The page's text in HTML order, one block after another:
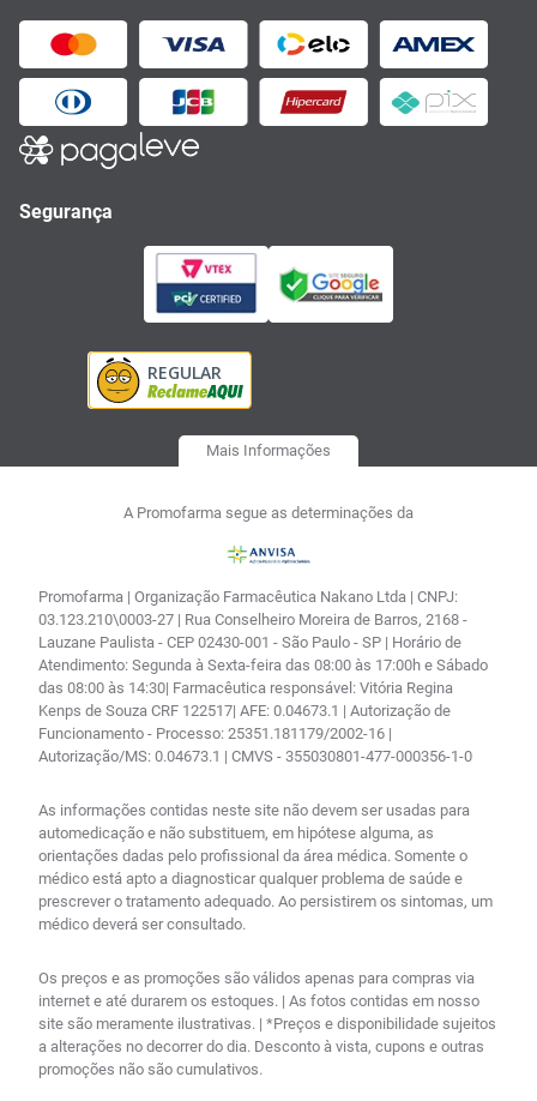
Segurança
Mais Informações
A Promofarma segue as determinações da
Promofarma | Organização Farmacêutica Nakano Ltda | CNPJ:
03.123.210\0003-27 | Rua Conselheiro Moreira de Barros, 2168 -
Lauzane Paulista - CEP 02430-001 - São Paulo - SP | Horário de
Atendimento: Segunda à Sexta-feira das 08:00 às 17:00h e Sábado
das 08:00 às 14:30| Farmacêutica responsável: Vitória Regina
Kenps de Souza CRF 122517| AFE: 0.04673.1 | Autorização de
Funcionamento - Processo: 25351.181179/2002-16 |
Autorização/MS: 0.04673.1 | CMVS - 355030801-477-000356-1-0
As informações contidas neste site não devem ser usadas para
automedicação e não substituem, em hipótese alguma, as
orientações dadas pelo profissional da área médica. Somente o
médico está apto a diagnosticar qualquer problema de saúde e
prescrever o tratamento adequado. Ao persistirem os sintomas, um
médico deverá ser consultado.
Os preços e as promoções são válidos apenas para compras via
internet e até durarem os estoques. | As fotos contidas em nosso
site são meramente ilustrativas. | *Preços e disponibilidade sujeitos
a alterações no decorrer do dia. Desconto à vista, cupons e outras
promoções não são cumulativos.